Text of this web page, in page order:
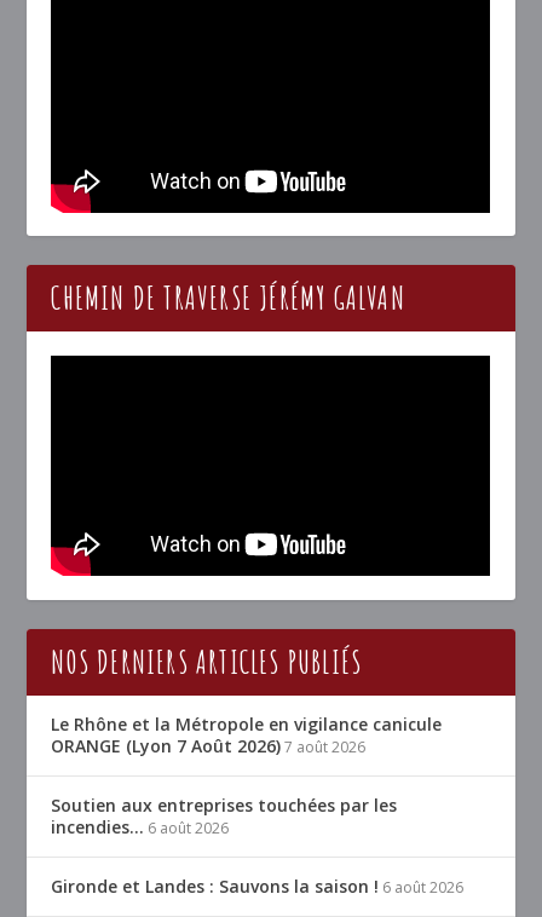
CHEMIN DE TRAVERSE JÉRÉMY GALVAN
NOS DERNIERS ARTICLES PUBLIÉS
Le Rhône et la Métropole en vigilance canicule
ORANGE (Lyon 7 Août 2026) 7 août 2026
Soutien aux entreprises touchées par les
incendies… 6 août 2026
Gironde et Landes : Sauvons la saison ! 6 août 2026